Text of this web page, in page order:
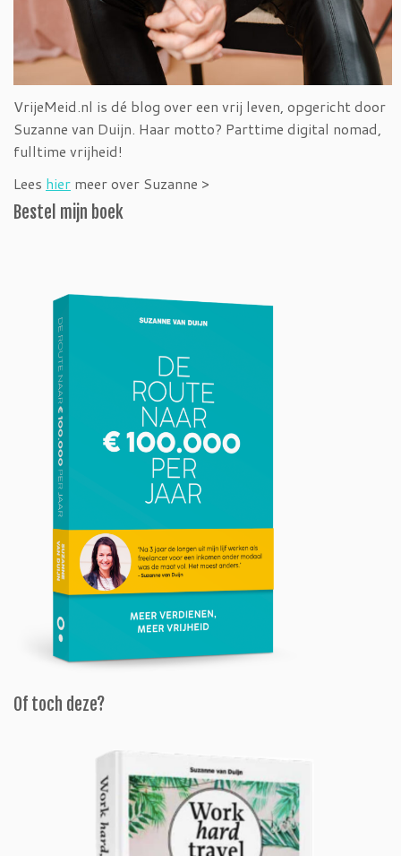
VrijeMeid.nl is dé blog over een vrij leven, opgericht door
Suzanne van Duijn. Haar motto? Parttime digital nomad,
fulltime vrijheid!
Lees hier meer over Suzanne >
Bestel mijn boek
Of toch deze?